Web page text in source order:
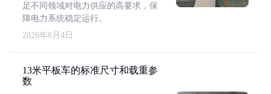
足不同领域对电力供应的高要求，保
障电力系统稳定运行。
2026年8月4日
13米平板车的标准尺寸和载重参
数